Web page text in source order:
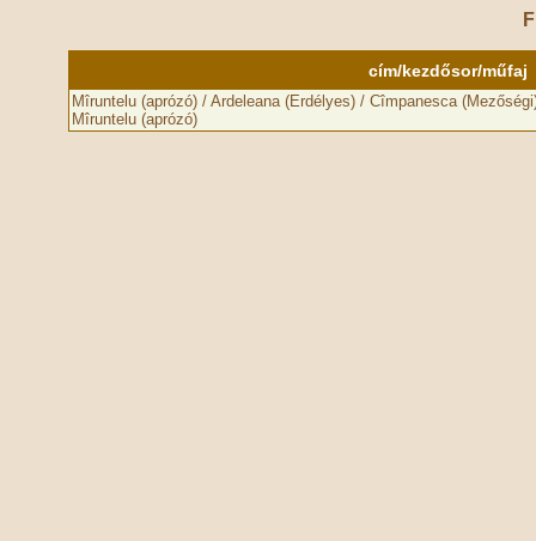
cím/kezdősor/műfaj
Mîruntelu (aprózó) / Ardeleana (Erdélyes) / Cîmpanesca
Mîruntelu (aprózó)